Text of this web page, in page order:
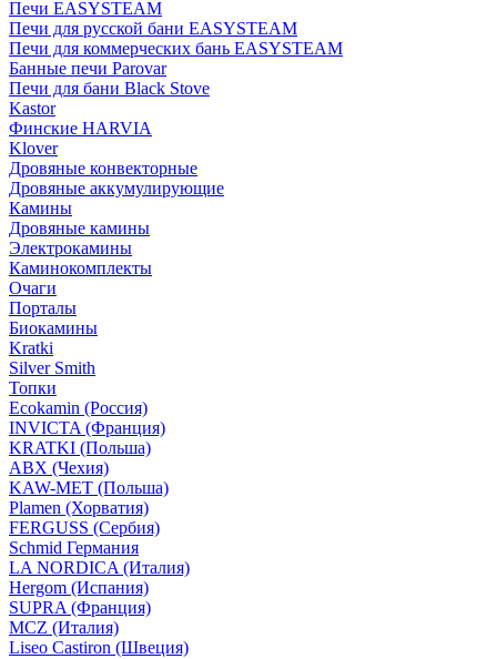
Печи EASYSTEAM
Печи для русской бани EASYSTEAM
Печи для коммерческих бань EASYSTEAM
Банные печи Parovar
Печи для бани Black Stove
Kastor
Финские HARVIA
Klover
Дровяные конвекторные
Дровяные аккумулирующие
Камины
Дровяные камины
Электрокамины
Каминокомплекты
Очаги
Порталы
Биокамины
Kratki
Silver Smith
Топки
Ecokamin (Россия)
INVICTA (Франция)
KRATKI (Польша)
ABX (Чехия)
KAW-MET (Польша)
Plamen (Хорватия)
FERGUSS (Сербия)
Schmid Германия
LA NORDICA (Италия)
Hergom (Испания)
SUPRA (Франция)
MCZ (Италия)
Liseo Castiron (Швеция)